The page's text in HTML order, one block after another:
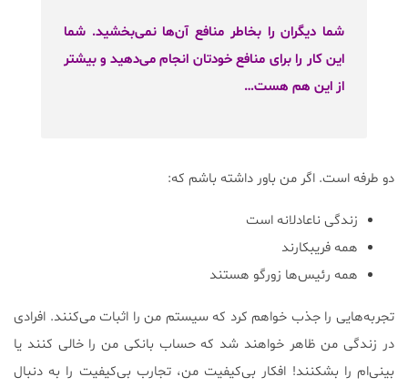
شما دیگران را بخاطر منافع آن‌ها نمی‌بخشید. شما
این کار را برای منافع خودتان انجام می‌دهید و بیشتر
از این هم هست…
دو طرفه است. اگر من باور داشته باشم که:
زندگی ناعادلانه است
همه فریبکارند
همه رئیس‌ها زورگو هستند
تجربه‌هایی را جذب خواهم کرد که سیستم من را اثبات می‌کنند. افرادی
در زندگی من ظاهر خواهند شد که حساب بانکی من را خالی کنند یا
بینی‌ام را بشکنند! افکار بی‌کیفیت من، تجارب بی‌کیفیت را به دنبال